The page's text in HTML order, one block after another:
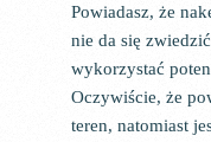
Powiadasz, że
nie da się
wykorzystać
Oczywiście, że
teren, natomiast